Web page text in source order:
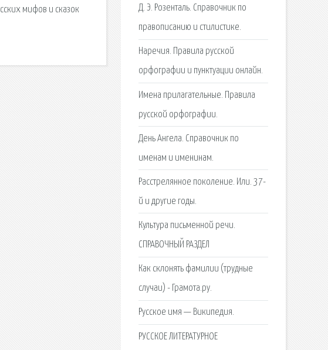
мифов и сказок
Д. Э. Розенталь. Справочник по
правописанию и стилистике.
Наречия. Правила русской
орфографии и пунктуации онлайн.
Имена прилагательные. Правила
русской орфографии.
День Ангела. Справочник по
именам и именинам.
Расстрелянное поколение. Или. 37-
й и другие годы.
Культура письменной речи.
СПРАВОЧНЫЙ РАЗДЕЛ
Как склонять фамилии (трудные
случаи) - Грамота.ру.
Русское имя — Википедия.
РУССКОЕ ЛИТЕРАТУРНОЕ